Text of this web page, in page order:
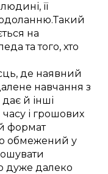
людині, її
.Такий
на
татого, хто
, де наявний
навчання з
дає й інші
часу і грошових
формат
обмежений у
дуже далеко